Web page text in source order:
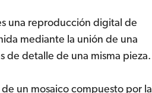
una reproducción digital de
mediante la unión de una
de detalle de una misma pieza.
un mosaico compuesto por la